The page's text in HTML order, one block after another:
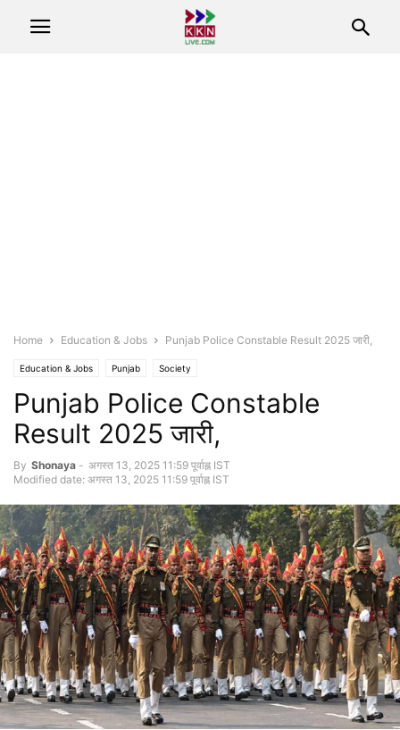
Home Education & Jobs Punjab Police Constable Result 2025 जारी,
Education & Jobs Punjab Society
Punjab Police Constable
Result 2025 जारी,
By Shonaya - अगस्त 13, 2025 11:59 पूर्वाह्न IST
Modified date: अगस्त 13, 2025 11:59 पूर्वाह्न IST